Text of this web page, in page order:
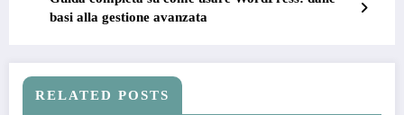
basi alla gestione avanzata
RELATED POSTS